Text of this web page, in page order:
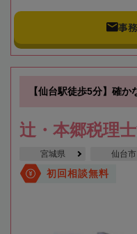
事
【仙台駅徒歩5分】確
辻・本郷税理
宮城県 仙台市
初回相談無料